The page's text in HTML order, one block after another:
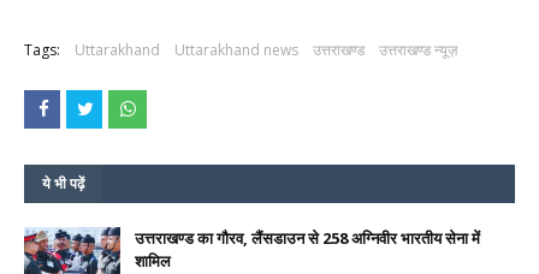
Tags: Uttarakhand Uttarakhand news उत्तराखण्ड उत्तराखण्ड न्यूज़
ये भी पढ़ें
उत्तराखण्ड का गौरव, लैंसडाउन से 258 अग्निवीर भारतीय सेना में
शामिल